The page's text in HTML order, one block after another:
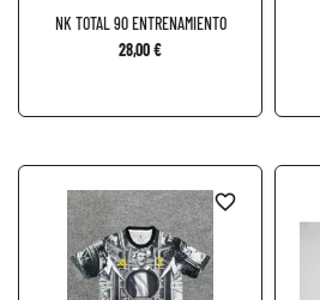
NK TOTAL 90 ENTRENAMIENTO
28,00 €
favorite_border